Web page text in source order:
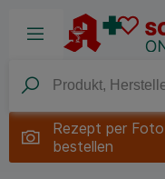
Rezept per Foto
bestellen